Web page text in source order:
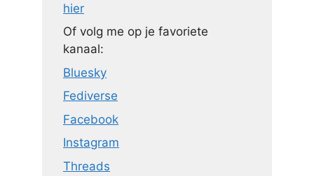
hier
Of volg me op je favoriete
kanaal:
Bluesky
Fediverse
Facebook
Instagram
Threads